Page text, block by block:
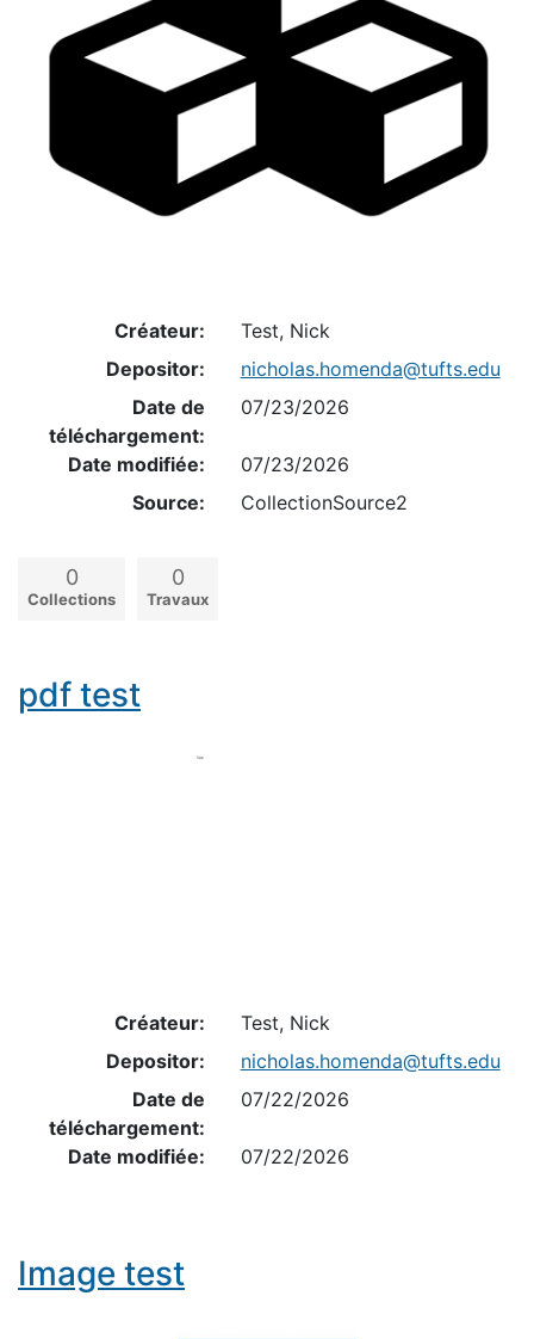
Créateur:
Test, Nick
Depositor:
nicholas.homenda@tufts.edu
Date de
téléchargement:
07/23/2026
Date modifiée:
07/23/2026
Source:
CollectionSource2
0
Collections
0
Travaux
pdf test
Créateur:
Test, Nick
Depositor:
nicholas.homenda@tufts.edu
Date de
téléchargement:
07/22/2026
Date modifiée: 07/22/2026
Image test